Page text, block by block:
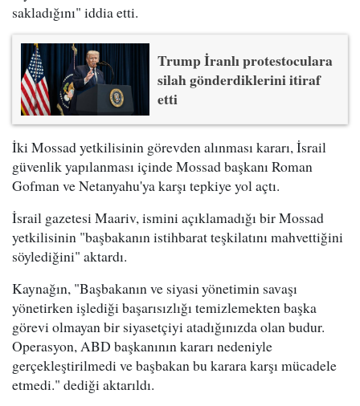
sakladığını" iddia etti.
Trump İranlı protestoculara
silah gönderdiklerini itiraf
etti
İki Mossad yetkilisinin görevden alınması kararı, İsrail
güvenlik yapılanması içinde Mossad başkanı Roman
Gofman ve Netanyahu'ya karşı tepkiye yol açtı.
İsrail gazetesi Maariv, ismini açıklamadığı bir Mossad
yetkilisinin "başbakanın istihbarat teşkilatını mahvettiğini
söylediğini" aktardı.
Kaynağın, "Başbakanın ve siyasi yönetimin savaşı
yönetirken işlediği başarısızlığı temizlemekten başka
görevi olmayan bir siyasetçiyi atadığınızda olan budur.
Operasyon, ABD başkanının kararı nedeniyle
gerçekleştirilmedi ve başbakan bu karara karşı mücadele
etmedi." dediği aktarıldı.